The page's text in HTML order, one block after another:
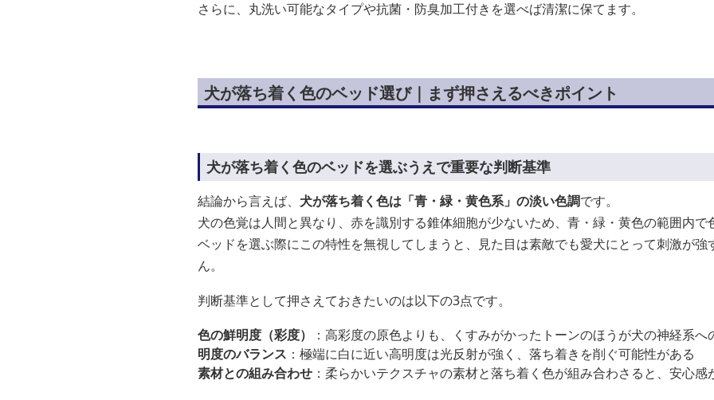
さらに、丸洗い可能なタイプや抗菌・防臭加工付きを選べば清潔に保てます。
犬が落ち着く色のベッド選び｜まず押さえるべきポイント
犬が落ち着く色のベッドを選ぶうえで重要な判断基準
結論から言えば、 犬が落ち着く色は「青・緑・黄色系」の淡い色調です。
犬の色覚は人間と異なり、赤を識別する錐体細胞が少ないため、青・緑・黄色の範囲内で
ベッドを選ぶ際にこの特性を無視してしまうと、見た目は素敵でも愛犬にとって刺激が
ん。
判断基準として押さえておきたいのは以下の3点です。
色の鮮明度（彩度）
：高彩度の原色よりも、くすみがかったトーンのほうが犬の神経系へ
明度のバランス ：極端に白に近い高明度は光反射が強く、落ち着きを削ぐ可能性がある
素材との組み合わせ ：柔らかいテクスチャの素材と落ち着く色が組み合わさると、安心感